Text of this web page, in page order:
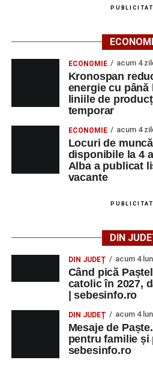
ECONOMIE acum 4
Kronospan
energie cu până
liniile de
temporar
ECONOMIE acum 4
Locuri de
disponibile la 4
Alba a publicat
vacante
DIN
DIN JUDEȚ acum 4
Când pică
catolic în 2027,
| sebesinfo.ro
DIN JUDEȚ acum 4
Mesaje de
pentru familie și
sebesinfo.ro